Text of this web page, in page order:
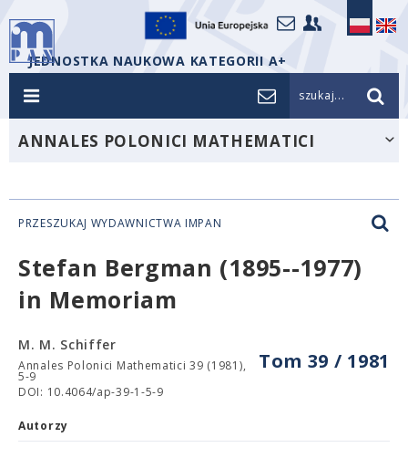
JEDNOSTKA NAUKOWA KATEGORII A+
szukaj...
ANNALES POLONICI MATHEMATICI
PRZESZUKAJ WYDAWNICTWA IMPAN
Stefan Bergman (1895--1977)
in Memoriam
Tom 39 / 1981
M. M. Schiffer
Annales Polonici Mathematici 39 (1981),
5-9
DOI: 10.4064/ap-39-1-5-9
Autorzy